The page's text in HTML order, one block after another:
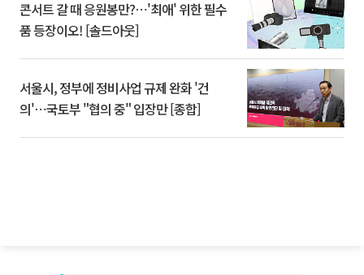
콘서트 갈 때 응원봉만?⋯'최애' 위한 필수
품 등장이오! [솔드아웃]
서울시, 정부에 정비사업 규제 완화 '건
의'⋯국토부 "협의 중" 입장만 [종합]